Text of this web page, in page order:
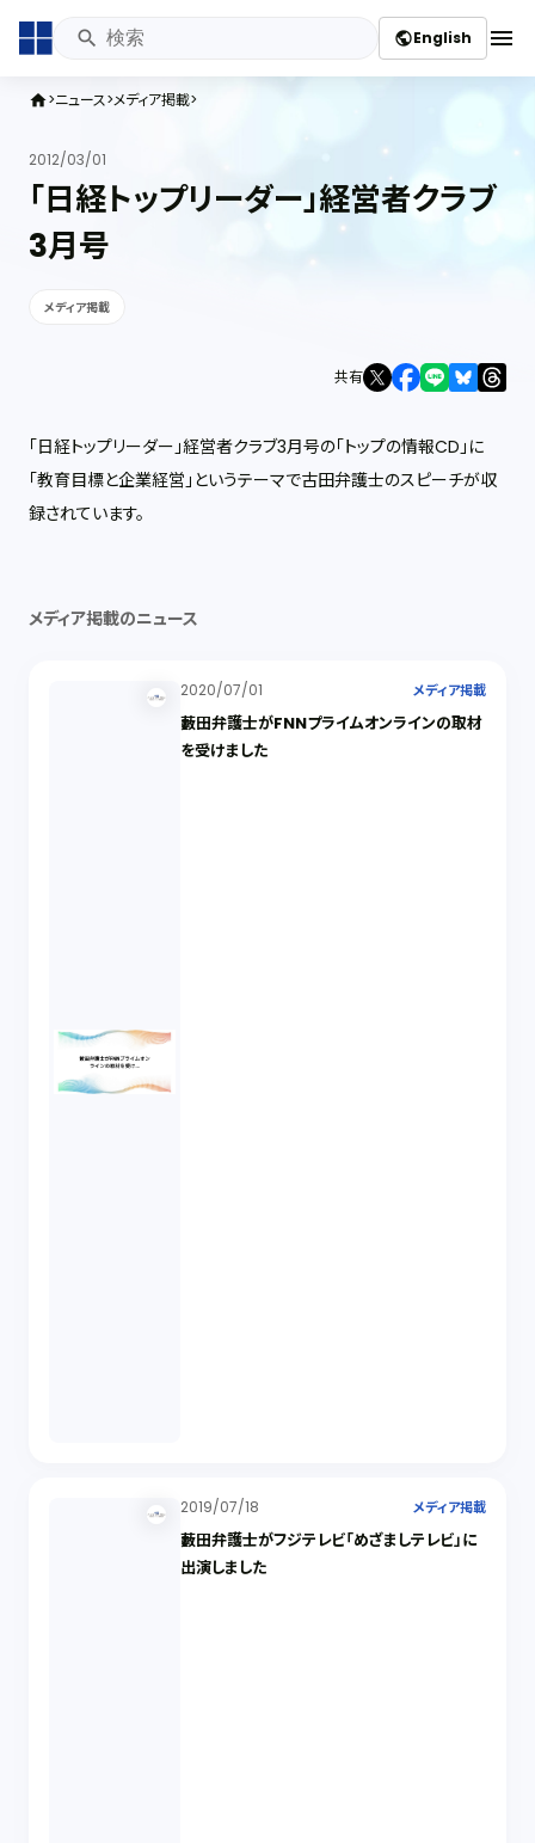
publicEnglish menu
home ニュース メディア掲載
2012/03/01
「日経トップリーダー」経営者クラブ
3月号
メディア掲載
共有
「日経トップリーダー」経営者クラブ3月号の「トップの情報CD」に
「教育目標と企業経営」というテーマで古田弁護士のスピーチが収
録されています。
メディア掲載のニュース
2020/07/01 メディア掲載
藪田弁護士がFNNプライムオンラインの取材
を受けました
2019/07/18 メディア掲載
藪田弁護士がフジテレビ「めざましテレビ」に
出演しました